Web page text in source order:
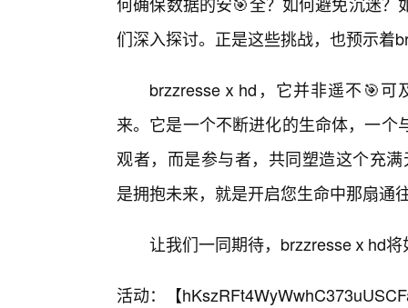
们深入探讨。正是这些挑战，也预示
brzzresseⅹhd，它并非遥不🎯可
来。它是一个不断进化的生命体，一
观者，而是参与者，共同塑造这个充
是拥抱未来，就是开启您生命中那扇通
让我们一同期待，brzzresseⅹhd
活动：【